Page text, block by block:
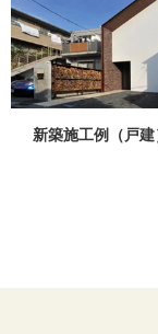
新築施工例（戸